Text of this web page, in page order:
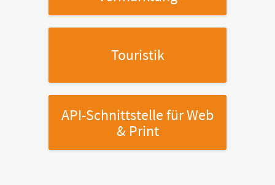
Touristik
API-Schnittstellefür Web
& Print